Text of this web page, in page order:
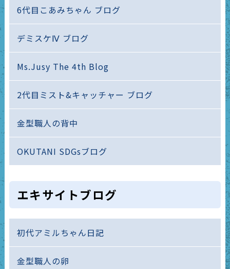
6代目こあみちゃん ブログ
デミスケⅣ ブログ
Ms.Jusy The 4th Blog
2代目ミスト&キャッチャー ブログ
金型職人の背中
OKUTANI SDGsブログ
エキサイトブログ
初代アミルちゃん日記
金型職人の卵